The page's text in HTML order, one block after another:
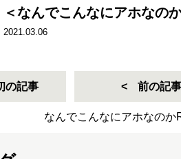
＜なんでこんなにアホなの
2021.03.06
の記事 前の記事
なんでこんなにアホなのか